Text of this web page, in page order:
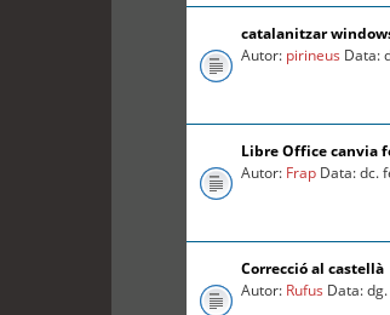
catalanitzar
Autor: pirineus Data:
Libre Office canvia
Autor: Frap Data: dc.
Correcció al castellà
Autor: Rufus Data: